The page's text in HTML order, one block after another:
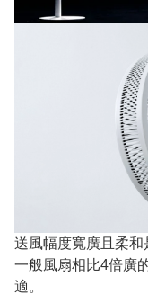
送風幅度寬廣且柔
一般風扇相比4倍廣
適。